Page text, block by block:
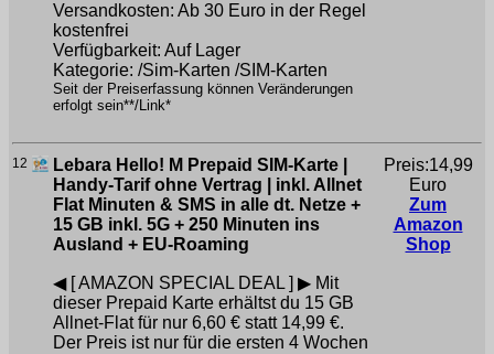
Versandkosten: Ab 30 Euro in der Regel
kostenfrei
Verfügbarkeit: Auf Lager
Kategorie: /Sim-Karten /SIM-Karten
Seit der Preiserfassung können Veränderungen
erfolgt sein**/Link*
12
Lebara Hello! M Prepaid SIM-Karte |
Handy-Tarif ohne Vertrag | inkl. Allnet
Flat Minuten & SMS in alle dt. Netze +
15 GB inkl. 5G + 250 Minuten ins
Ausland + EU-Roaming
◀ [ AMAZON SPECIAL DEAL ] ▶ Mit
dieser Prepaid Karte erhältst du 15 GB
Allnet-Flat für nur 6,60 € statt 14,99 €.
Der Preis ist nur für die ersten 4 Wochen
Preis:14,99
Euro
Zum
Amazon
Shop